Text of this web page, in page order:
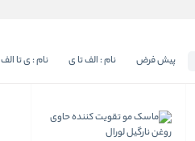
پیش فرض نام : الف تا ی نام : ی تا الف